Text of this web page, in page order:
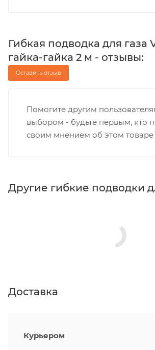
Гибкая подводка для газа
гайка-гайка 2 м - отзывы:
Оставить отзыв
Помогите другим
выбором - будьте первым, кто
своим мнением об этом товаре
Другие гибкие подводки
Доставка
Курьером